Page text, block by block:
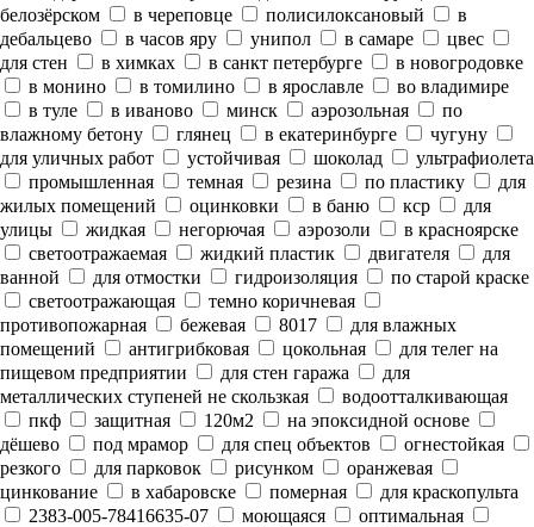
белозёрском
в череповце полисилоксановый
в
дебальцево
в часов яру унипол в самаре
цвес
для стен
в химках в санкт петербурге
в новогродовке
в монино
в томилино в ярославле
во владимире
в туле
в иваново минск аэрозольная
по
влажному бетону
глянец в екатеринбурге
чугуну
для уличных работ
устойчивая шоколад
ультрафиолета
промышленная
темная резина по пластику
для
жилых помещений
оцинковки в баню кср
для
улицы
жидкая негорючая аэрозоли
в красноярске
светоотражаемая
жидкий пластик двигателя
для
ванной
для отмостки гидроизоляция
по старой краске
светоотражающая
темно коричневая
противопожарная
бежевая 8017
для влажных
помещений
антигрибковая цокольная
для телег на
пищевом предприятии
для стен гаража
для
металлических ступеней не скользкая
водоотталкивающая
пкф
защитная 120м2
на эпоксидной основе
дёшево
под мрамор для спец объектов
огнестойкая
резкого
для парковок рисунком
оранжевая
цинкование
в хабаровске померная
для краскопульта
2383-005-78416635-07
моющаяся
оптимальная